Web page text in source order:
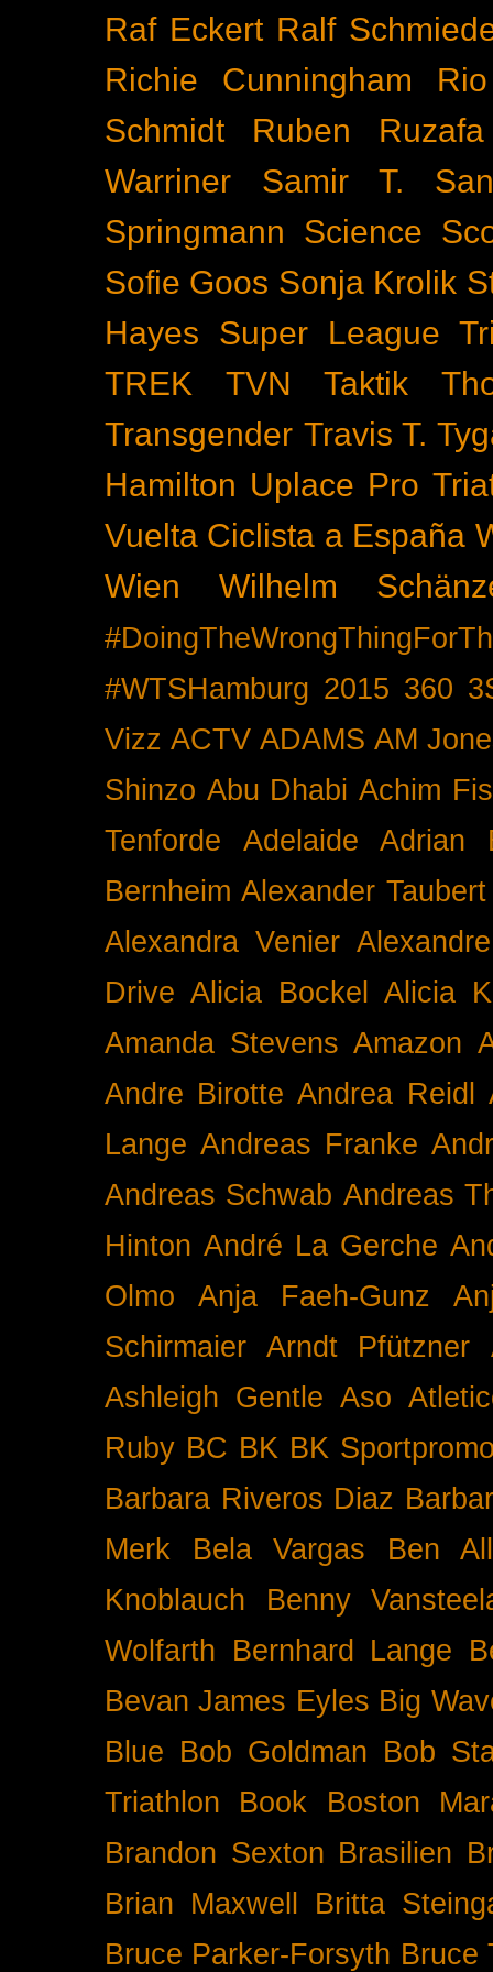
Raf Eckert Ralf
Richie Cunningham
Rio
Schmidt
Ruben Ruzafa
Warriner
Samir T.
Springmann
Science
Sofie Goos Sonja Krolik
Hayes
Super League
TREK
TVN Taktik
Transgender Travis T.
Hamilton Uplace Pro
Vuelta Ciclista a España
Wien
Wilhelm
#WTSHamburg 2015 360
Vizz ACTV ADAMS AM
Shinzo Abu Dhabi Achim
Tenforde
Adelaide
Adrian
Bernheim Alexander Taubert
Alexandra Venier
Drive Alicia Bockel
Alicia
Amanda Stevens Amazon
Andre Birotte Andrea Reidl
Lange Andreas Franke
Andreas Schwab Andreas
Hinton André La Gerche
Olmo
Anja Faeh-Gunz
Schirmaier
Arndt Pfützner
Ashleigh Gentle Aso
Ruby BC BK BK
Barbara Riveros Diaz
Merk
Bela Vargas
Ben
Knoblauch
Benny
Wolfarth Bernhard Lange
Bevan James Eyles Big
Blue Bob Goldman Bob
Triathlon
Book
Boston
Brandon Sexton Brasilien
Brian Maxwell
Britta
Bruce Parker-Forsyth Bruce